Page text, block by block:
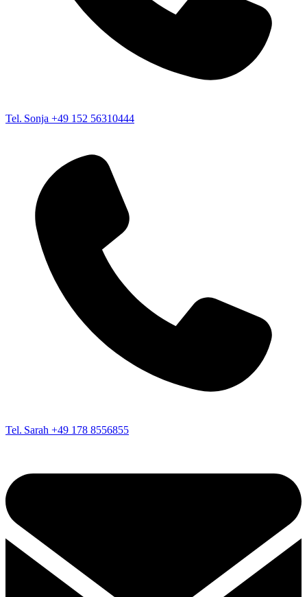
Tel. Sonja +49 152 56310444
Tel. Sarah +49 178 8556855